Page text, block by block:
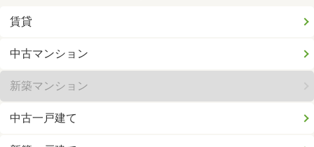
賃貸
中古マンション
新築マンション
中古一戸建て